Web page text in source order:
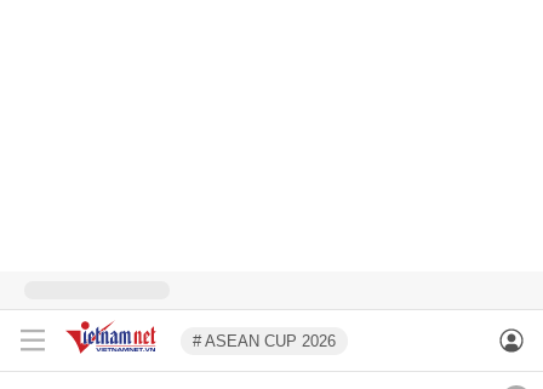
# ASEAN CUP 2026